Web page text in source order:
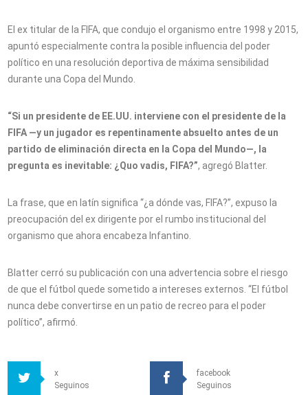
El ex titular de la FIFA, que condujo el organismo entre 1998 y 2015,
apuntó especialmente contra la posible influencia del poder
político en una resolución deportiva de máxima sensibilidad
durante una Copa del Mundo.
“Si un presidente de EE.UU. interviene con el presidente de la
FIFA —y un jugador es repentinamente absuelto antes de un
partido de eliminación directa en la Copa del Mundo—, la
pregunta es inevitable: ¿Quo vadis, FIFA?”, agregó Blatter.
La frase, que en latín significa “¿a dónde vas, FIFA?”, expuso la
preocupación del ex dirigente por el rumbo institucional del
organismo que ahora encabeza Infantino.
Blatter cerró su publicación con una advertencia sobre el riesgo
de que el fútbol quede sometido a intereses externos. “El fútbol
nunca debe convertirse en un patio de recreo para el poder
político”, afirmó.
x
Seguinos
facebook
Seguinos